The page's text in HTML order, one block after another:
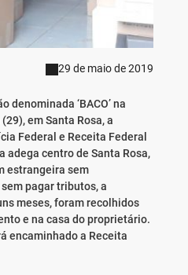
29 de maio de 2019
denominada ‘BACO’ na
em Santa Rosa, a
Federal e Receita Federal
adega centro de Santa Rosa,
estrangeira sem
pagar tributos, a
meses, foram recolhidos
e na casa do proprietário.
encaminhado a Receita